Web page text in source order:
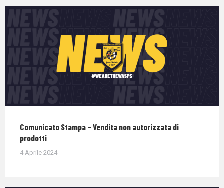
Comunicato Stampa – Vendita non autorizzata di
prodotti
4 Aprile 2024